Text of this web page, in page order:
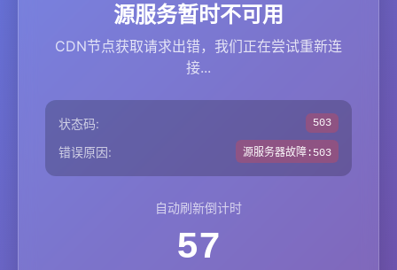
源服务暂时不可用
CDN节点获取请求出错，我们正在尝试重新连
接...
状态码: 503
错误原因: 源服务器故障:503
自动刷新倒计时
57